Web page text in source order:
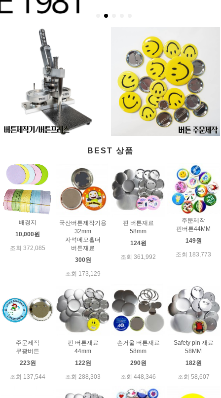
BEST 상품
배경지
10,000원
조회 372,085
국산버튼제작기용
32mm
자석메모홀더
버튼재료
300원
조회 173,129
핀 버튼재료
58mm
124원
조회 361,992
주문제작
핀버튼44MM
149원
조회 183,773
주문제작
무광버튼
223원
조회 137,544
핀 버튼재료
44mm
122원
조회 288,303
손거울 버튼재료
58mm
290원
조회 448,346
Safety pin 재료
58MM
182원
조회 58,607